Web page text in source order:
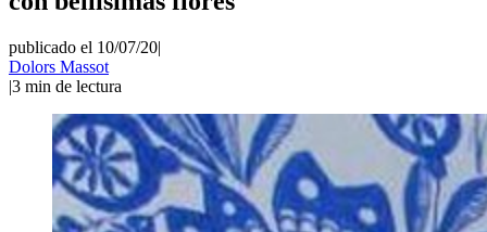
publicado el 10/07/20|
Dolors Massot
|3 min de lectura